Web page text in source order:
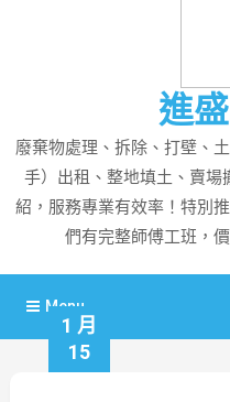
進
廢棄物處理、拆除、打壁、
手）出租、整地填土、賣場
紹，服務專業有效率！特別
們有完整師傅工班，
Menu
1 月
15